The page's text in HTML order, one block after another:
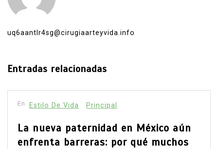
uq6aantlr4sg@cirugiaarteyvida.info
Entradas relacionadas